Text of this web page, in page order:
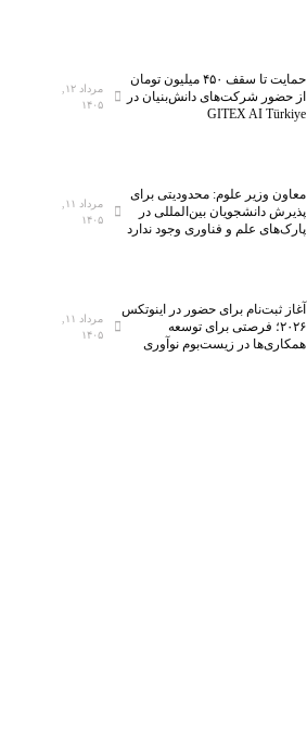
حمایت تا سقف ۴۵۰ میلیون تومان
از حضور شرکت‌های دانش‌بنیان در
GITEX AI Türkiye
۱۴۰۵
معاون وزیر علوم: محدودیتی برای
پذیرش دانشجویان بین‌المللی در
پارک‌های علم و فناوری وجود ندارد
۱۴۰۵
آغاز ثبت‌نام برای حضور در اینوتکس
۲۰۲۶؛ فرصتی برای توسعه
همکاری‌ها در زیست‌بوم نوآوری
۱۴۰۵